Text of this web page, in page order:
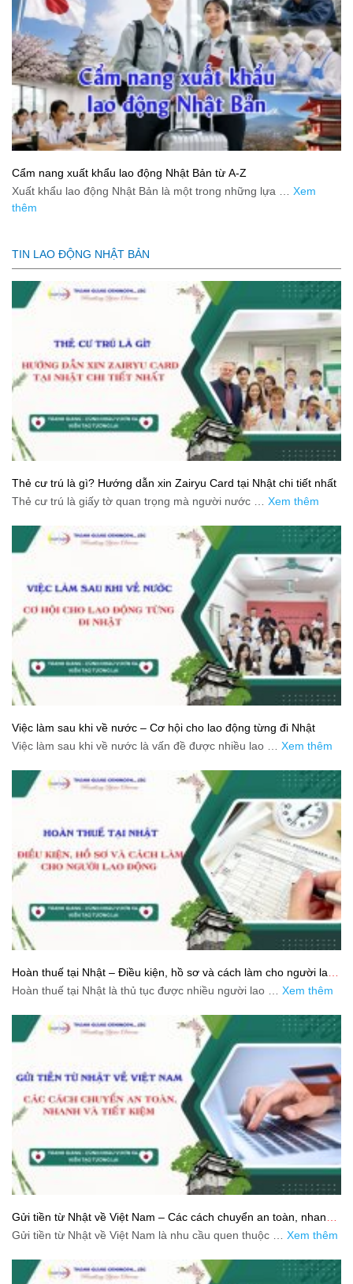
Cẩm nang xuất khẩu lao động Nhật Bản từ A-Z
Xuất khẩu lao động Nhật Bản là một trong những lựa … Xem
thêm
TIN LAO ĐỘNG NHẬT BẢN
Thẻ cư trú là gì? Hướng dẫn xin Zairyu Card tại Nhật chi tiết nhất
Thẻ cư trú là giấy tờ quan trọng mà người nước … Xem thêm
Việc làm sau khi về nước – Cơ hội cho lao động từng đi Nhật
Việc làm sau khi về nước là vấn đề được nhiều lao … Xem thêm
Hoàn thuế tại Nhật – Điều kiện, hồ sơ và cách làm cho người lao
động
Hoàn thuế tại Nhật là thủ tục được nhiều người lao … Xem thêm
Gửi tiền từ Nhật về Việt Nam – Các cách chuyển an toàn, nhanh
và tiết kiệm
Gửi tiền từ Nhật về Việt Nam là nhu cầu quen thuộc … Xem thêm